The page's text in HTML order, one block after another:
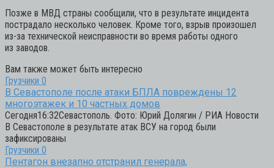
Позже в МВД страны сообщили, что в результате инцидента
пострадало несколько человек. Кроме того, взрыв произошел
из-за технической неисправности во время работы одного
из заводов.
Вам также может быть интересно
Грузчики 0
В Севастополе после атаки БПЛА повреждены 12
многоэтажек и 10 частных домов
Сегодня16:32Севастополь. Фото: Юрий Долягин / РИА Новости
В Севастополе в результате атак ВСУ на город были
зафиксированы
Грузчики 0
Пентагон внезапно отстранил генерала,